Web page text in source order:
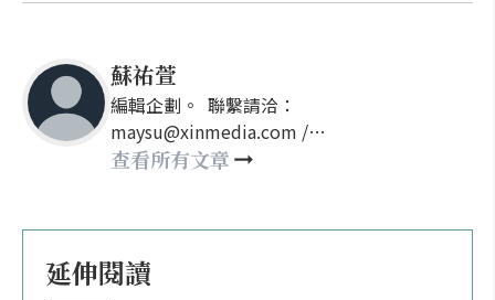
蘇祐萱
編輯企劃。 聯繫請洽：
maysu@xinmedia.com /
may860527@gmail.com
查看所有文章
延伸閱讀